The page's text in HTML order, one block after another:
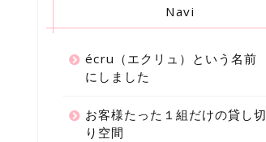
Navi
écru（エクリュ）という名前
にしました
お客様たった１組だけの貸し切
り空間